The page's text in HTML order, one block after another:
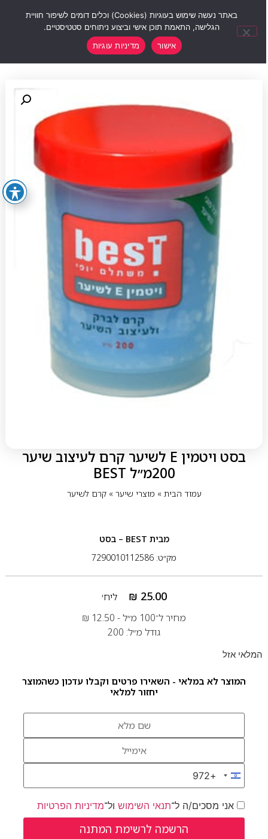
בסט ויטמין E לשיער קרם לעיצוב שיער
200מ״ל BEST
עמוד הבית» מוצרי שיער» קרם לשיער
מבית BEST – בסט
מק״ט: 7290010112586
₪ 25.00
ליח׳
מחיר ל־100 מ״ל -
₪ 12.50
גודל מ״ל: 200
המלאי אזל
המוצר לא במלאי - השאירו פרטים וקבלו עדכון כשהמוצר
יחזור למלאי
Israel +972
+972
אני מסכים/ה ל־תנאי השימושול־מדיניות הפרטיות
באתר נעשה שימוש בעוגיות (Cookies) וכלים דומים לשיפור חוויית
הגלישה, התאמת תוכן אישי וביצוע ניתוחים סטטיסטיים.
אישור
מדיניות עוגיות